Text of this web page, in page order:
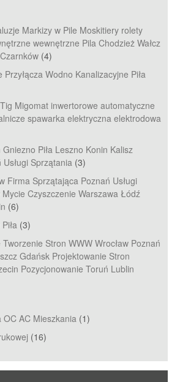
Markizy w Pile Moskitiery rolety
wewnętrzne Pila Chodzież Wałcz
(4)
Wodno Kanalizacyjne Piła
Migomat inwertorowe automatyczne
spawarka elektryczna elektrodowa
Piła Leszno Konin Kalisz
Usługi Sprzątania (3)
Firma Sprzątająca Poznań Usługi
Czyszczenie Warszawa Łódź
(6)
(3)
Stron WWW Wrocław Poznań
Gdańsk Projektowanie Stron
Pozycjonowanie Toruń Lublin
OC AC Mieszkania (1)
(16)